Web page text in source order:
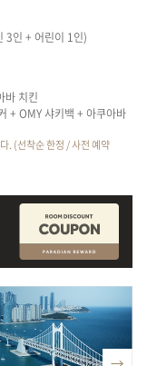
3인 + 어린이 1인)
바 치킨
+ OMY 샤키백 + 아쿠아바
. (선착순 한정 / 사전 예약